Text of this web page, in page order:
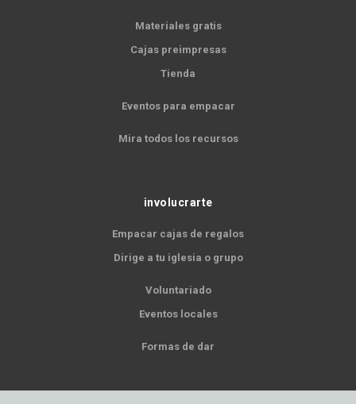
Materiales gratis
Cajas preimpresas
Tienda
Eventos para empacar
Mira todos los recursos
involucrarte
Empacar cajas de regalos
Dirige a tu iglesia o grupo
Voluntariado
Eventos locales
Formas de dar